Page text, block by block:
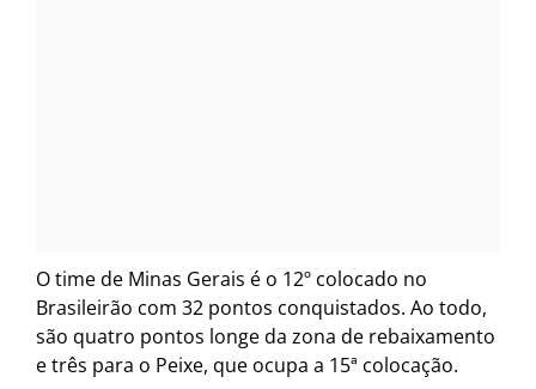
O time de Minas Gerais é o 12º colocado no
Brasileirão com 32 pontos conquistados. Ao todo,
são quatro pontos longe da zona de rebaixamento
e três para o Peixe, que ocupa a 15ª colocação.